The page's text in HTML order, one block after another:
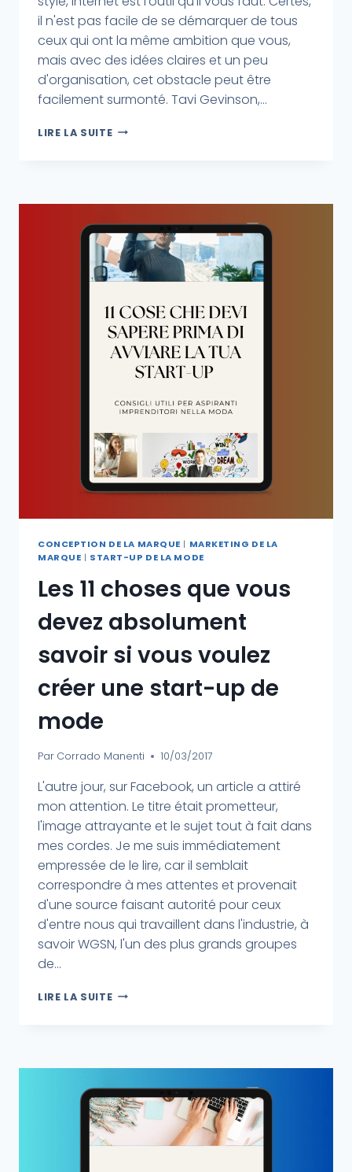
il n'est pas facile de se démarquer de tous
ceux qui ont la même ambition que vous,
mais avec des idées claires et un peu
d'organisation, cet obstacle peut être
facilement surmonté. Tavi Gevinson,...
LIRE LA SUITE
CONCEPTION DE LA MARQUE | MARKETING DE LA
MARQUE | START-UP DE LA MODE
Les 11 choses que vous
devez absolument
savoir si vous voulez
créer une start-up de
mode
Par Corrado Manenti 10/03/2017
L'autre jour, sur Facebook, un article a attiré
mon attention. Le titre était prometteur,
l'image attrayante et le sujet tout à fait dans
mes cordes. Je me suis immédiatement
empressée de le lire, car il semblait
correspondre à mes attentes et provenait
d'une source faisant autorité pour ceux
d'entre nous qui travaillent dans l'industrie, à
savoir WGSN, l'un des plus grands groupes
de...
LIRE LA SUITE